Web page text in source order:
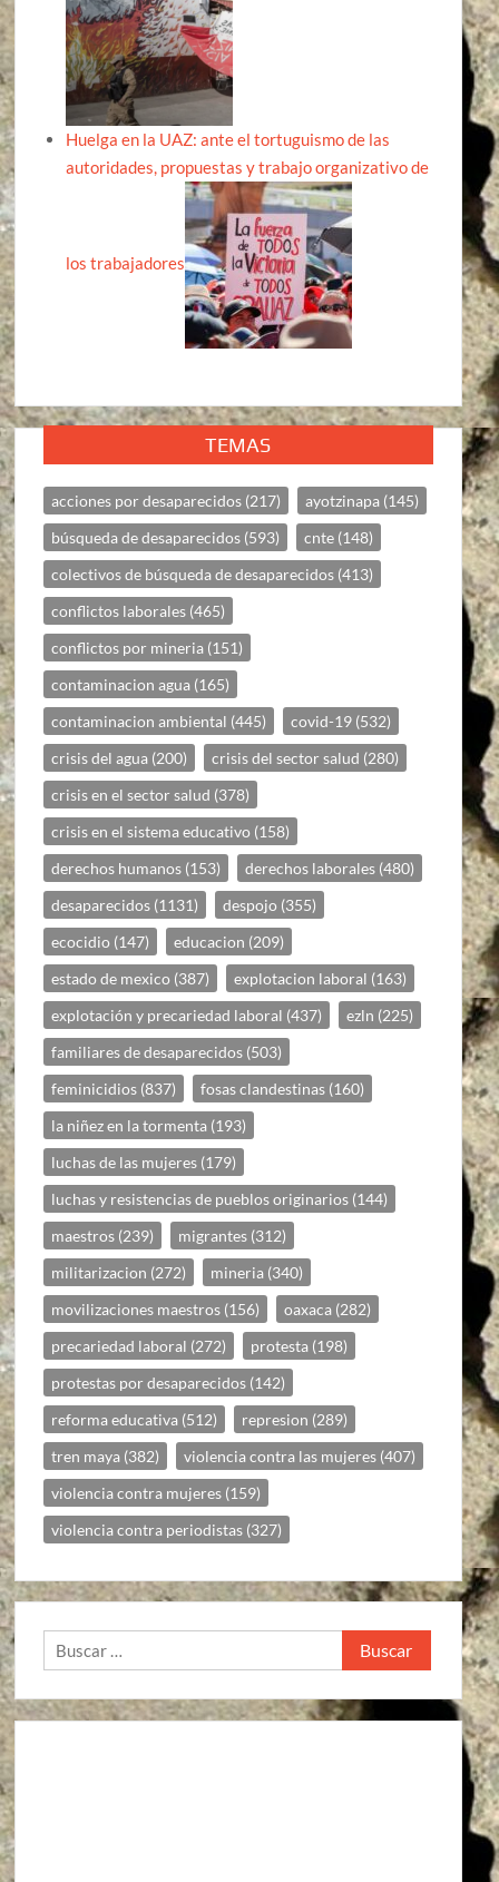
Huelga en la UAZ: ante el tortuguismo de las
autoridades, propuestas y trabajo organizativo de
los trabajadores
TEMAS
acciones por desaparecidos (217) ayotzinapa (145)
búsqueda de desaparecidos (593) cnte (148)
colectivos de búsqueda de desaparecidos (413)
conflictos laborales (465)
conflictos por mineria (151)
contaminacion agua (165)
contaminacion ambiental (445) covid-19 (532)
crisis del agua (200) crisis del sector salud (280)
crisis en el sector salud (378)
crisis en el sistema educativo (158)
derechos humanos (153) derechos laborales (480)
desaparecidos (1131) despojo (355)
ecocidio (147) educacion (209)
estado de mexico (387) explotacion laboral (163)
explotación y precariedad laboral (437) ezln (225)
familiares de desaparecidos (503)
feminicidios (837) fosas clandestinas (160)
la niñez en la tormenta (193)
luchas de las mujeres (179)
luchas y resistencias de pueblos originarios (144)
maestros (239) migrantes (312)
militarizacion (272) mineria (340)
movilizaciones maestros (156) oaxaca (282)
precariedad laboral (272) protesta (198)
protestas por desaparecidos (142)
reforma educativa (512) represion (289)
tren maya (382) violencia contra las mujeres (407)
violencia contra mujeres (159)
violencia contra periodistas (327)
Buscar: